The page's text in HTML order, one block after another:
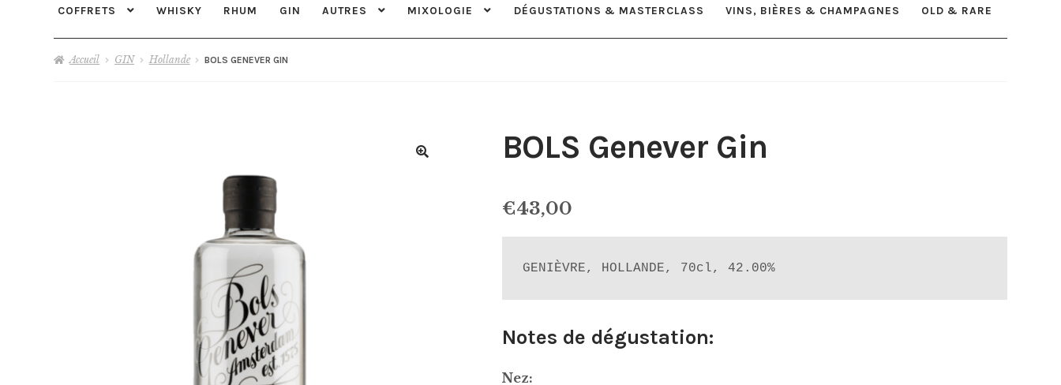
COFFRETS WHISKY RHUM GIN AUTRES MIXOLOGIE DÉGUSTATIONS & MASTERCLASS VINS, BIÈRES & CHAMPAGNES OLD & RARE
Accueil GIN Hollande BOLS GENEVER GIN
BOLS Genever Gin
€43,00
GENIÈVRE, HOLLANDE, 70cl, 42.00%
Notes de dégustation:
Nez: